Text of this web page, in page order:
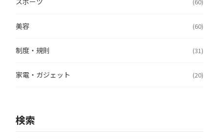
(60)
美容 (60)
制度・規則 (31)
家電・ガジェット (20)
検索